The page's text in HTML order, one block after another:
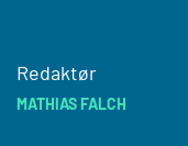
Redaktør
MATHIAS FALCH